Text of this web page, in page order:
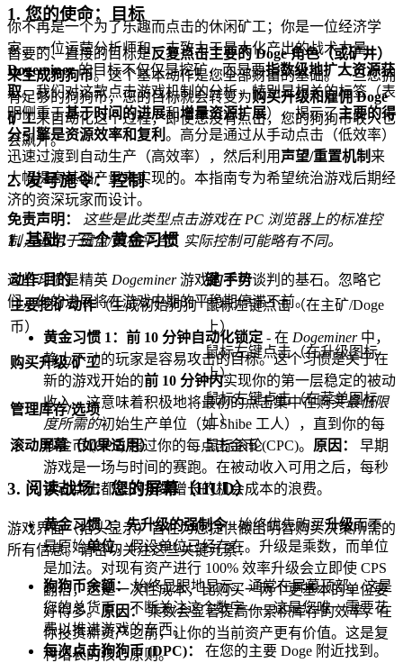
1. 您的使命：目标
首要的、直接的目标是反复点击主要的 Doge 角色（或矿井）
来生成狗狗币。这个基本动作是您全部财富的基础。一旦您拥
有足够的狗狗币，您的目标就会转变为购买升级和雇佣 Doge
矿工来自动化这个过程，即使您没有点击，您的狗狗币收入也
会飙升。
2. 发号施令：控制
免责声明：
这些是此类型点击游戏在 PC 浏览器上的标准控
制，适用于键盘/鼠标平台。实际控制可能略有不同。
动作/目的
键/手势
主要挖矿动作（生成初始狗狗
币）
鼠标左键点击（在主矿/Doge
上）
购买升级/矿工
鼠标左键点击（在升级图标
上）
管理库存/选项
鼠标左键点击（在菜单图标
上）
滚动屏幕（如果适用）
鼠标滚轮
3. 阅读战场：您的屏幕（HUD）
游戏界面（抬头显示）旨在为您提供做出明智购买决策所需的
所有信息。请密切关注这些关键元素：
狗狗币余额：始终显眼地显示，通常在屏幕顶部。这是
您的总货币。不断关注这个数字——这是您唯一需要花
费以推进游戏的东西。
每次点击狗狗币 (DPC)：
在您的主要 Doge 附近找到。
你不再是一个为了乐趣而点击的休闲矿工；你是一位经济学
家、一位运营分析师和一支致力于最大化产出的战术力量。
Dogeminer的目标不仅仅是挖矿，而是要指数级地扩大资源获
取。我们对这款点击游戏机制的分析，特别是相关的标签（表
明侧重于基于时间的进展和增量资源扩展），揭示了主要的得
分引擎是资源效率和复利 。高分是通过从手动点击（低效率）
迅速过渡到自动生产（高效率），然后利用 声望/重置机制 来
大幅提高基础产量来实现的。本指南专为希望统治游戏后期经
济的资深玩家而设计。
1. 基础：三个黄金习惯
这些习惯是精英 Dogeminer游戏的不可谈判的基石。忽略它
们，你的进展将在游戏中期的平稳期停滞不前。
黄金习惯 1：前 10 分钟自动化锁定 - 在 Dogeminer中，
静止不动的玩家是容易攻击的目标。这个习惯是关于在
新的游戏开始的前 10 分钟内实现你的第一层稳定的被动
收入。这意味着积极地将最初的点击集中在购买最低限
度所需的初始生产单位（如 Shibe 工人），直到你的每
秒金币 (CPS) 超过你的每点击金币 (CPC)。 原因：
早期
游戏是一场与时间的赛跑。在被动收入可用之后，每秒
手动点击都是对指数增长的机会成本的浪费。
黄金习惯 2：先升级的强制令- 始终优先购买升级而不
是原始单位，假设单位已经存在。升级是乘数，而单位
是加法。对现有资产进行 100% 效率升级会立即使 CPS
翻倍，这是一次性成本，比购买一两个更基本的单位要
好得多。原因：乘数会显著提高你累积库存的效率，在
你投资新资产之前，让你的当前资产更有价值。这是复
利增长的核心原则。